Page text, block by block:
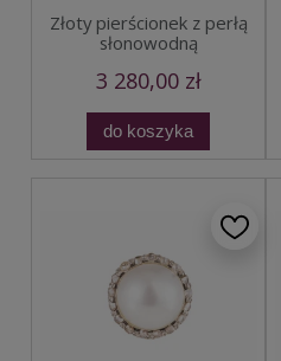
Złoty pierścionek z perłą
słonowodną
3 280,00 zł
do koszyka